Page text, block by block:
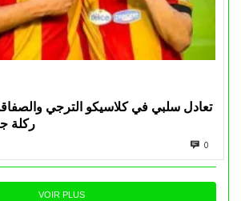
تعادل سلبي في كلاسيكو الترجي
ركلة
0
VOIR PLUS